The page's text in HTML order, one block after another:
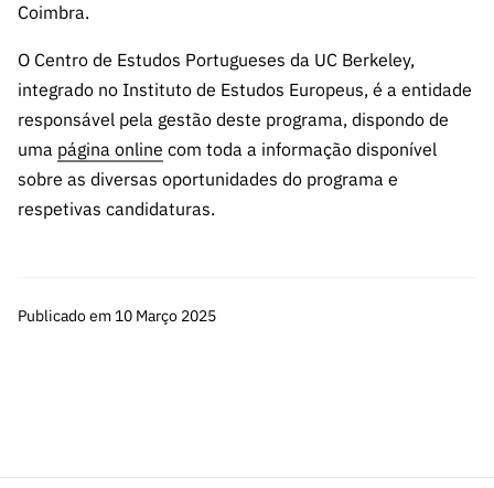
Coimbra.
O Centro de Estudos Portugueses da UC Berkeley,
integrado no Instituto de Estudos Europeus, é a entidade
responsável pela gestão deste programa, dispondo de
uma página online com toda a informação disponível
sobre as diversas oportunidades do programa e
respetivas candidaturas.
Publicado em 10 Março 2025